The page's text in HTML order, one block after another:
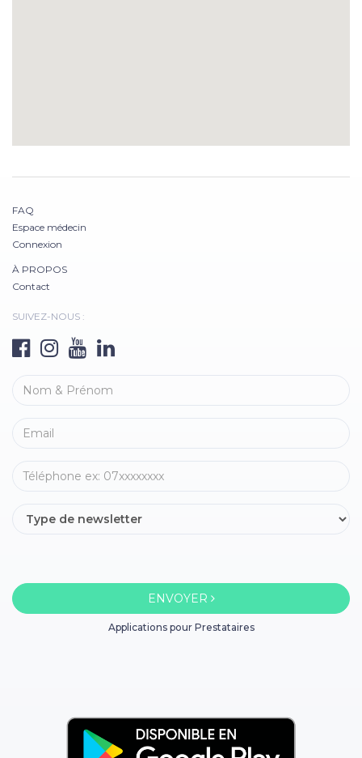
FAQ
Espace médecin
Connexion
À PROPOS
Contact
SUIVEZ-NOUS :
ENVOYER
Applications pour Prestataires